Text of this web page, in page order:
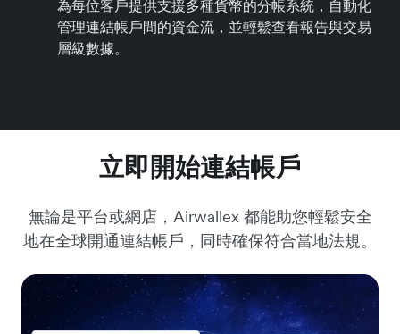
為每位客戶提供支援多種貨幣的分帳系統，自動化
管理連結帳戶間的資金流，並輕鬆查看報告與交易
層級數據。
立即開始連結帳戶
無論是平台或網店，Airwallex 都能助您輕鬆安全
地在全球開通連結帳戶，同時確保符合當地法規。